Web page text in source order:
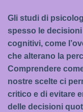
Gli studi di
spesso le
cognitivi, come
che alterano la
Comprendere
nostre scelte ci
critico e di evitare
delle decisioni